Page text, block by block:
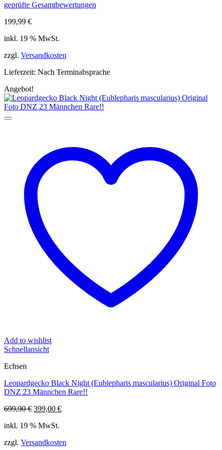
geprüfte Gesamtbewertungen
199,99 €
inkl. 19 % MwSt.
zzgl. Versandkosten
Lieferzeit: Nach Terminabsprache
Angebot!
Add to wishlist
Schnellansicht
Echsen
Leopardgecko Black Night (Eublepharis mascularius) Original Foto
DNZ 23 Männchen Rare!!
699,90€ Ursprünglicher
war:
399,00 €Aktueller
inkl. 19 % MwSt.
zzgl. Versandkosten